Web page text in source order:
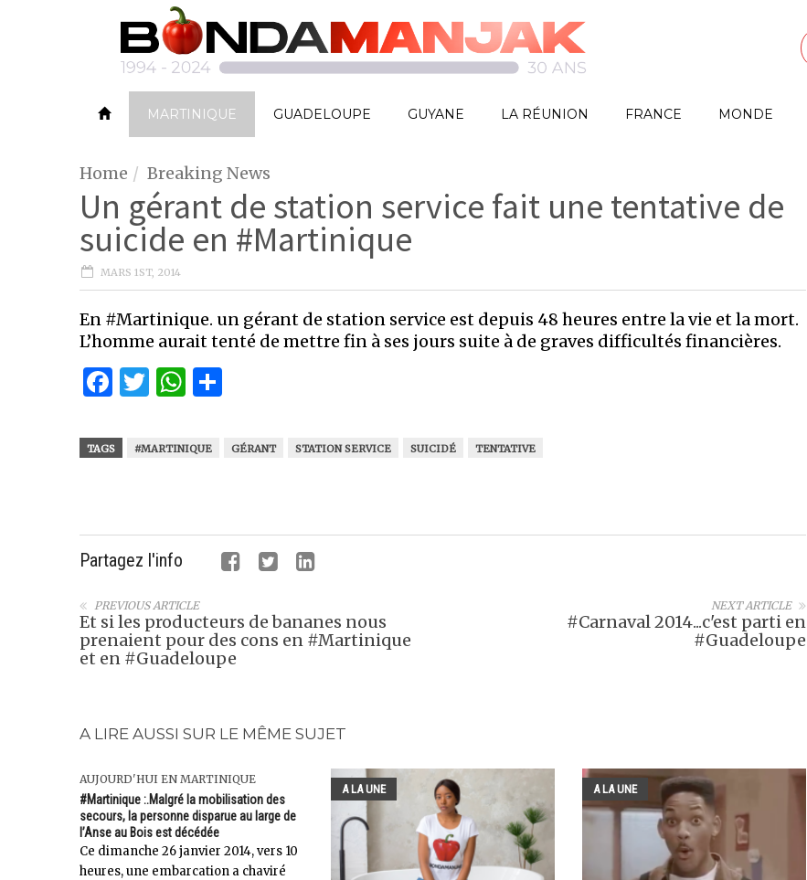
MARTINIQUE GUADELOUPE GUYANE LA RÉUNION FRANCE MONDE
Home Breaking News
Un gérant de station service fait une tentative de
suicide en #Martinique
MARS 1ST, 2014
En #Martinique. un gérant de station service est depuis 48 heures entre la vie et la mort.
L’homme aurait tenté de mettre fin à ses jours suite à de graves difficultés financières.
Facebook
Twitter
WhatsApp
TAGS #MARTINIQUE GÉRANT STATION SERVICE SUICIDÉ TENTATIVE
Partagez l'info
NEXT ARTICLE
#Carnaval 2014...c'est parti en
#Guadeloupe
PREVIOUS ARTICLE
Et si les producteurs de bananes nous
prenaient pour des cons en #Martinique
et en #Guadeloupe
A LIRE AUSSI SUR LE MÊME SUJET
AUJOURD'HUI EN MARTINIQUE
#Martinique :.Malgré la mobilisation des
secours, la personne disparue au large de
l’Anse au Bois est décédée
Ce dimanche 26 janvier 2014, vers 10
heures, une embarcation a chaviré
A LA UNE A LA UNE